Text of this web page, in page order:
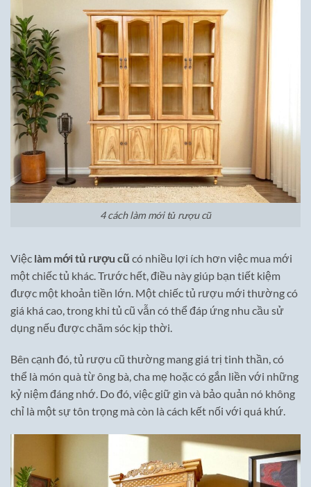
4 cách làm mới tủ rượu cũ
Việc làm mới tủ rượu cũ có nhiều lợi ích hơn việc mua mới
một chiếc tủ khác. Trước hết, điều này giúp bạn tiết kiệm
được một khoản tiền lớn. Một chiếc tủ rượu mới thường có
giá khá cao, trong khi tủ cũ vẫn có thể đáp ứng nhu cầu sử
dụng nếu được chăm sóc kịp thời.
Bên cạnh đó, tủ rượu cũ thường mang giá trị tinh thần, có
thể là món quà từ ông bà, cha mẹ hoặc có gắn liền với những
kỷ niệm đáng nhớ. Do đó, việc giữ gìn và bảo quản nó không
chỉ là một sự tôn trọng mà còn là cách kết nối với quá khứ.